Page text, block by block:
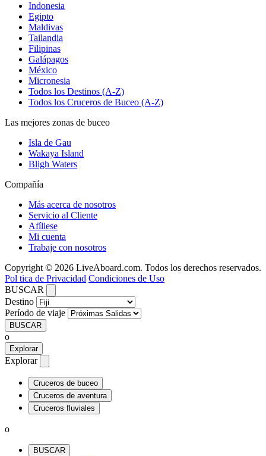
Indonesia
Egipto
Maldivas
Tailandia
Filipinas
Galápagos
México
Micronesia
Todos los Destinos (A-Z)
Todos los Cruceros de Buceo (A-Z)
Las mejores zonas de buceo
Isla de Gau
Wakaya Island
Bligh Waters
Compañía
Más acerca de nosotros
Servicio al Cliente
Afíliese
Mi cuenta
Trabaje con nosotros
Copyright © 2026 LiveAboard.com. Todos los derechos reservados.
Pol tica de Privacidad Condiciones de Uso
BUSCAR
Destino
Período de viaje
BUSCAR
o
Explorar
Explorar
Cruceros de buceo
Cruceros de aventura
Cruceros fluviales
o
BUSCAR